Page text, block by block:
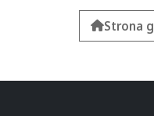
Strona